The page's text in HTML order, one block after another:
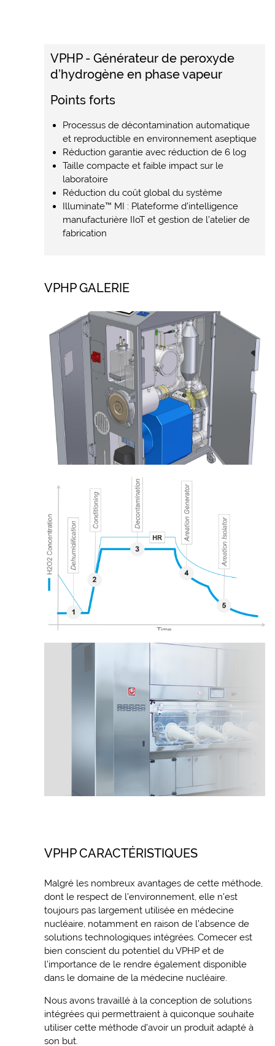
VPHP - Générateur de peroxyde
d’hydrogène en phase vapeur
Points forts
Processus de décontamination automatique
et reproductible en environnement aseptique
Réduction garantie avec réduction de 6 log
Taille compacte et faible impact sur le
laboratoire
Réduction du coût global du système
Illuminate™ MI : Plateforme d’intelligence
manufacturière IIoT et gestion de l’atelier de
fabrication
VPHP GALERIE
VPHP CARACTÉRISTIQUES
Malgré les nombreux avantages de cette méthode,
dont le respect de l’environnement, elle n’est
toujours pas largement utilisée en médecine
nucléaire, notamment en raison de l’absence de
solutions technologiques intégrées. Comecer est
bien conscient du potentiel du VPHP et de
l’importance de le rendre également disponible
dans le domaine de la médecine nucléaire.
Nous avons travaillé à la conception de solutions
intégrées qui permettraient à quiconque souhaite
utiliser cette méthode d’avoir un produit adapté à
son but.